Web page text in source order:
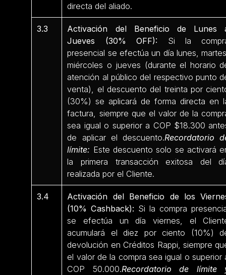
directa del aliado.
3.3
Activación del Beneficio de Lunes
Jueves (30% OFF): Si la
presencial se efectúa un día lunes,
miércoles o jueves (durante el horario
atención al público del respectivo punto
venta), el descuento del treinta por
(30%) se aplicará de forma directa en
factura, siempre que el valor de la
sea igual o superior a COP $18.300
de aplicar el descuento.Recordatorio
límite: Este descuento solo se activará
la primera transacción exitosa del
realizada por el Cliente.
3.4
Activación del Beneficio de los
(10% Cashback): Si la compra
se efectúa un día viernes, el
acumulará el diez por ciento (10%)
devolución en Créditos Rappi, siempre
el valor de la compra sea igual o superior
COP 50.000.Recordatorio de límite